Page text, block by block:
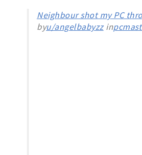
Neighbour shot my PC
byu/angelbabyzzin